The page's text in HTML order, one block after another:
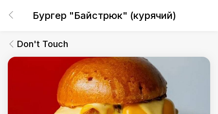
Бургер "Байстрюк" (курячий)
Don't Touch